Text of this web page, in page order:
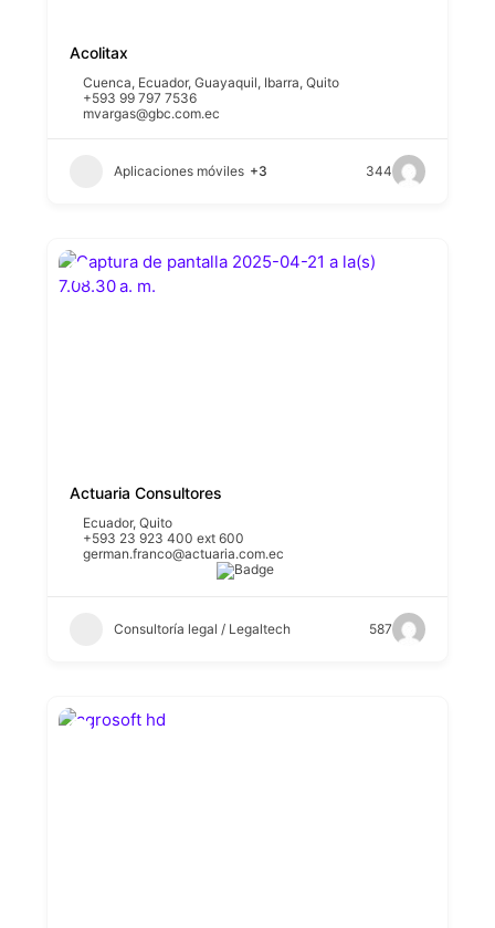
Acolitax
Cuenca, Ecuador,Guayaquil, Ibarra,Quito
+593 99 797 7536
mvargas@gbc.com.ec
Aplicaciones móviles +3 344
Actuaria Consultores
Ecuador,Quito
+593 23 923 400 ext 600
german.franco@actuaria.com.ec
Consultoría legal / Legaltech 587